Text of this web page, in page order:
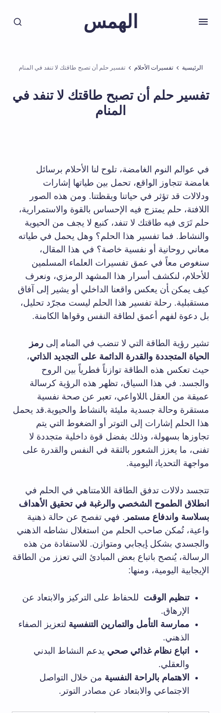
الهمس
الرئيسية تفسيرات الأحلام تفسير حلم أن تصبح طاقتك لا تنفد في المنام
تفسير حلم أن تصبح طاقتك لا تنفد في
المنام
في عوالم النوم الغامضة، تلوح لنا الأحلام برسائل
‍غامضة تتجاوز الواقع،⁣ تحمل بين طياتها إشارات
ودلالات قد ​تؤثر في حياتنا ويقظتنا. ومن هذه الصور
اللافتة، حلم يمتزج فيه الإحساس بالقوة والاستمرارية،
حلم تَرَى فيه طاقتك لا⁣ تنفد، كنبع لا يجف من ⁢الحيوية
والنشاط. فما تفسير​ هذا الحلم؟ وهل يحمل في طياته
معاني روحانية أو نفسية خاصة؟ في هذا⁣ المقال،
سنغوص معاً في عمق تفسيرات العلماء المسلمين
للأحلام، لنكشف​ أسرار هذا المشهد الرمزي،⁢ ونعرف
كيف يمكن ‍أن يعكس واقعنا الداخلي أو يشير إلى آفاق
مستقبلية. رحلة‍ تفسير هذا الحلم ليست مجرّد تحليل،
بل دعوة لفهم أعمق لطاقة النفس ‌وقواها الكامنة.
تشير رؤية الطاقة التي لا تنضب في⁢ المنام‍ إلى رمز
الحياة المتجددة والقدرة الدائمة على التجديد الذاتي،
حيث تعكس هذه الطاقة توازناً فطرياً⁤ بين الروح
والجسد. في هذا السياق، تظهر هذه الرؤية كرسالة
عميقة من العقل ‍اللاواعي، ​تعبر عن صحة نفسية
مستقرة وحالة⁤ جسدية مليئة بالنشاط والحيوية.قد يحمل
هذا الحلم إشارات إلى التوتر أو الضغوط التي يتم
تجاوزها بسهولة، وذلك بفضل قوة داخلية متجددة لا
تفنى، ما يعزز الشعور بالثقة في النفس والقدرة على
مواجهة التحديات‍ اليومية.
تتجسد دلالات تدفق الطاقة⁣ اللامتناهي في الحلم في
انطلاق الطموح الشخصي والرغبة في تحقيق⁢ الأهداف
بسلاسة واندفاع مستمر . فهي تفصح عن حالة ذهنية
واعية، تُمكن صاحب‌ الحلم من استغلال نشاطه الذهني
والجسدي بشکل ‍إيجابي ومتوازن. للاستفادة‍ من ⁢هذه
الرسالة،​ يُنصح باتباع بعض ⁢المبادئ ⁤التي تعزز من ⁢الطاقة
الإيجابية اليومية، ومنها:
تنظيم الوقت ​ للحفاظ على التركيز والابتعاد عن
الإرهاق.
ممارسة التأمل والتمارين التنفسية لتعزيز الصفاء
الذهني.
اتباع نظام غذائي صحي يدعم النشاط البدني
والعقلي.
الاهتمام بالراحة النفسية من خلال التواصل⁢
الاجتماعي والابتعاد عن مصادر التوتر.